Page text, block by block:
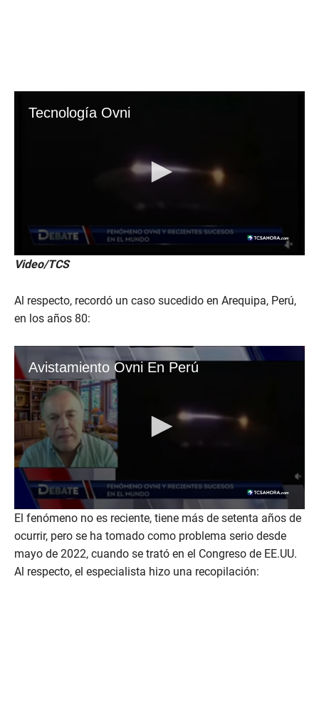
Video/TCS
Al respecto, recordó un caso sucedido en Arequipa, Perú,
en los años 80:
El fenómeno no es reciente, tiene más de setenta años de
ocurrir, pero se ha tomado como problema serio desde
mayo de 2022, cuando se trató en el Congreso de EE.UU.
Al respecto, el especialista hizo una recopilación: